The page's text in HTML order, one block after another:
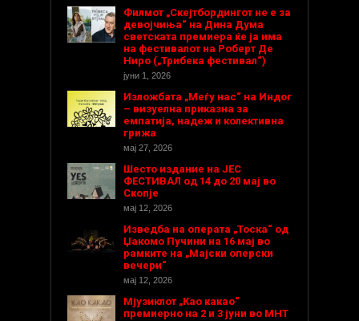
Филмот „Скејтбордингот не е за
девојчиња“ на Дина Дума
светската премиера ќе ја има
на фестивалот на Роберт Де
Ниро („Трибека фестивал“)
јуни 1, 2026
Изложбата „Меѓу нас“ на Индог
– визуелна приказна за
емпатија, надеж и колективна
грижа
мај 27, 2026
Шесто издание на ЈЕС
ФЕСТИВАЛ од 14 до 20 мај во
Скопје
мај 12, 2026
Изведба на операта „Тоска“ од
Џакомо Пучини на 16 мај во
рамките на „Мајски оперски
вечери“
мај 12, 2026
Мјузиклот „Као какао“
премиерно на 2 и 3 јуни во МНТ